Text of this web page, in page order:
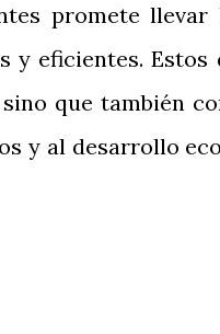
promete llevar
y eficientes. Estos
que también
y al desarrollo